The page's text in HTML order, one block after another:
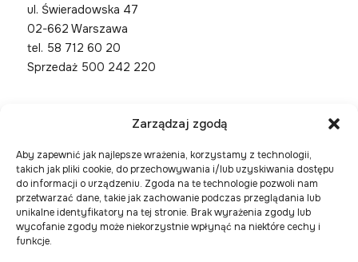
Zarządzaj zgodą
Aby zapewnić jak najlepsze wrażenia, korzystamy z technologii,
takich jak pliki cookie, do przechowywania i/lub uzyskiwania dostępu
do informacji o urządzeniu. Zgoda na te technologie pozwoli nam
przetwarzać dane, takie jak zachowanie podczas przeglądania lub
unikalne identyfikatory na tej stronie. Brak wyrażenia zgody lub
wycofanie zgody może niekorzystnie wpłynąć na niektóre cechy i
funkcje.
ul. Świeradowska 47
02-662 Warszawa
tel. 58 712 60 20
Sprzedaż 500 242 220